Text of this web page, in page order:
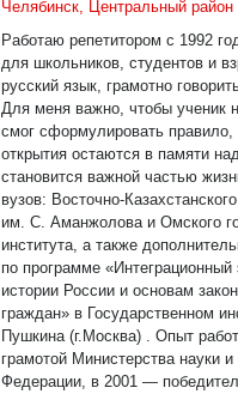
Челябинск, Центральный район
Работаю репетитором с 1992
для школьников, студентов и
русский язык, грамотно
Для меня важно, чтобы ученик
смог сформулировать правило,
открытия остаются в памяти
становится важной частью жизни каждого.
вузов: Восточно-Казахстанского государственного университета
им. С. Аманжолова и Омского
института, а также
по программе
истории России и основам
граждан» в Государственном
Пушкина (г.Москва) . Опыт
грамотой Министерства науки
Федерации, в 2001 —